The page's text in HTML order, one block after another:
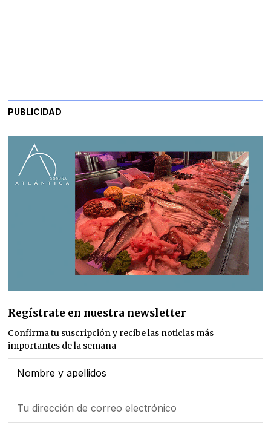
PUBLICIDAD
Regístrate en nuestra newsletter
Confirma tu suscripción y recibe las noticias más
importantes de la semana